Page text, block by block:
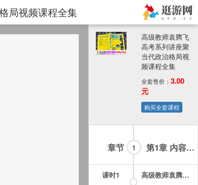
局视频课程全集
高级教师袁腾飞
高考系列讲座聚
当代政治格局视
频课程全集
全套售价：3.00
元
购买全套课程
章节 第1章 内容如下：高级教师袁腾飞高考系列讲座聚当代政治格局视频课程全集-01集
1
课时1 高级教师袁腾飞高考系列讲座-聚当代政治格局：01.mp4